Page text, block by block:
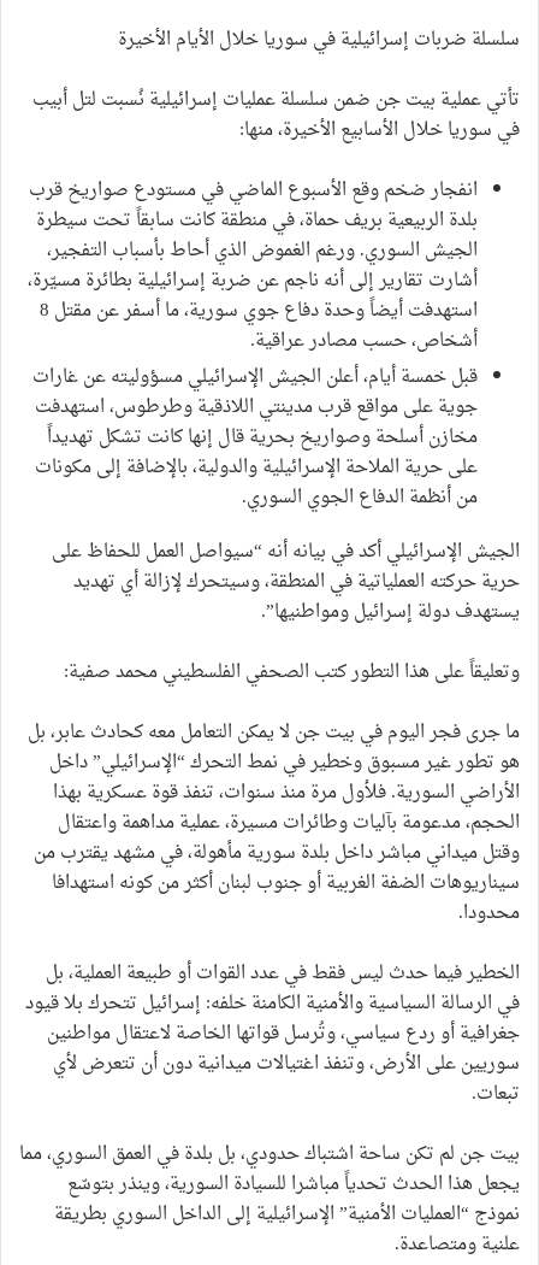
سلسلة ضربات إسرائيلية في سوريا خلال الأيام الأخيرة
تأتي عملية بيت جن ضمن سلسلة عمليات إسرائيلية نُسبت لتل أبيب
في سوريا خلال الأسابيع الأخيرة، منها:
انفجار ضخم وقع الأسبوع الماضي في مستودع صواريخ قرب
بلدة الربيعية بريف حماة، في منطقة كانت سابقاً تحت سيطرة
الجيش السوري. ورغم الغموض الذي أحاط بأسباب التفجير،
أشارت تقارير إلى أنه ناجم عن ضربة إسرائيلية بطائرة مسيّرة،
استهدفت أيضاً وحدة دفاع جوي سورية، ما أسفر عن مقتل 8
أشخاص، حسب مصادر عراقية.
قبل خمسة أيام، أعلن الجيش الإسرائيلي مسؤوليته عن غارات
جوية على مواقع قرب مدينتي اللاذقية وطرطوس، استهدفت
مخازن أسلحة وصواريخ بحرية قال إنها كانت تشكل تهديداً
على حرية الملاحة الإسرائيلية والدولية، بالإضافة إلى مكونات
من أنظمة الدفاع الجوي السوري.
الجيش الإسرائيلي أكد في بيانه أنه “سيواصل العمل للحفاظ على
حرية حركته العملياتية في المنطقة، وسيتحرك لإزالة أي تهديد
يستهدف دولة إسرائيل ومواطنيها”.
وتعليقاً على هذا التطور كتب الصحفي الفلسطيني محمد صفية:
ما جرى فجر اليوم في بيت جن لا يمكن التعامل معه كحادث عابر، بل
هو تطور غير مسبوق وخطير في نمط التحرك “الإسرائيلي” داخل
الأراضي السورية. فلأول مرة منذ سنوات، تنفذ قوة عسكرية بهذا
الحجم، مدعومة بآليات وطائرات مسيرة، عملية مداهمة واعتقال
وقتل ميداني مباشر داخل بلدة سورية مأهولة، في مشهد يقترب من
سيناريوهات الضفة الغربية أو جنوب لبنان أكثر من كونه استهدافا
محدودا.
الخطير فيما حدث ليس فقط في عدد القوات أو طبيعة العملية، بل
في الرسالة السياسية والأمنية الكامنة خلفه: إسرائيل تتحرك بلا قيود
جغرافية أو ردع سياسي، وتُرسل قواتها الخاصة لاعتقال مواطنين
سوريين على الأرض، وتنفذ اغتيالات ميدانية دون أن تتعرض لأي
تبعات.
بيت جن لم تكن ساحة اشتباك حدودي، بل بلدة في العمق السوري، مما
يجعل هذا الحدث تحدياً مباشرا للسيادة السورية، وينذر بتوسّع
نموذج “العمليات الأمنية” الإسرائيلية إلى الداخل السوري بطريقة
علنية ومتصاعدة.